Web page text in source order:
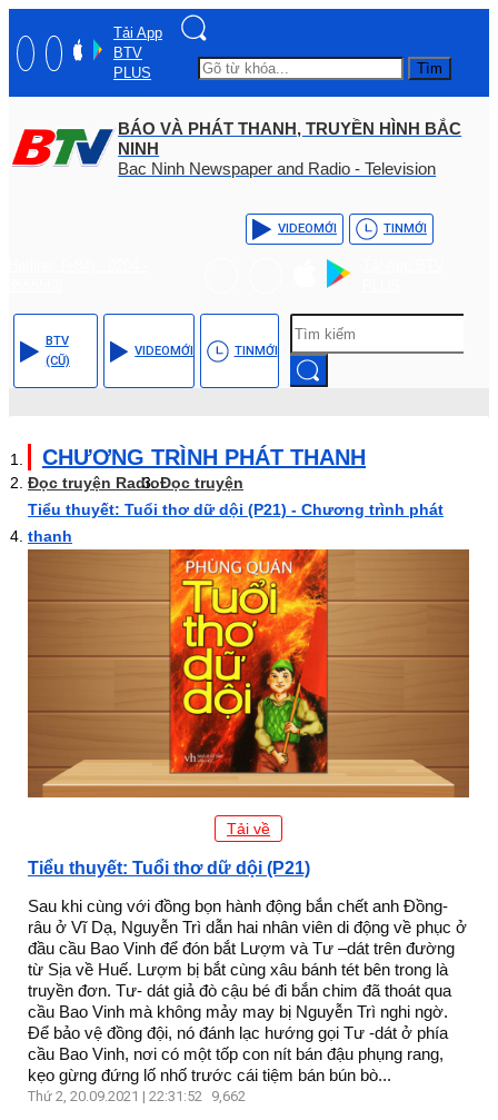
Tải App
BTV
PLUS
Tìm
BÁO VÀ PHÁT THANH, TRUYỀN HÌNH BẮC
NINH
Bac Ninh Newspaper and Radio - Television
VIDEOMỚI TINMỚI
BTV
(CŨ)
VIDEOMỚI TINMỚI
CHƯƠNG TRÌNH PHÁT THANH
Đọc truyện RadioĐọc truyện
Tiểu thuyết: Tuổi thơ dữ dội (P21) - Chương trình phát
thanh
Tải về
Tiểu thuyết: Tuổi thơ dữ dội (P21)
Sau khi cùng với đồng bọn hành động bắn chết anh Đồng-
râu ở Vĩ Dạ, Nguyễn Trì dẫn hai nhân viên di động về phục ở
đầu cầu Bao Vinh để đón bắt Lượm và Tư –dát trên đường
từ Sịa về Huế. Lượm bị bắt cùng xâu bánh tét bên trong là
truyền đơn. Tư- dát giả đò cậu bé đi bắn chim đã thoát qua
cầu Bao Vinh mà không mảy may bị Nguyễn Trì nghi ngờ.
Để bảo vệ đồng đội, nó đánh lạc hướng gọi Tư -dát ở phía
cầu Bao Vinh, nơi có một tốp con nít bán đậu phụng rang,
kẹo gừng đứng lố nhố trước cái tiệm bán bún bò...
Thứ 2, 20.09.2021 | 22:31:52 9,662